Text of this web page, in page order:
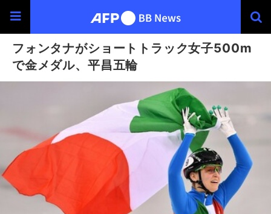
フォンタナがショートトラック女子500m
で金メダル、平昌五輪